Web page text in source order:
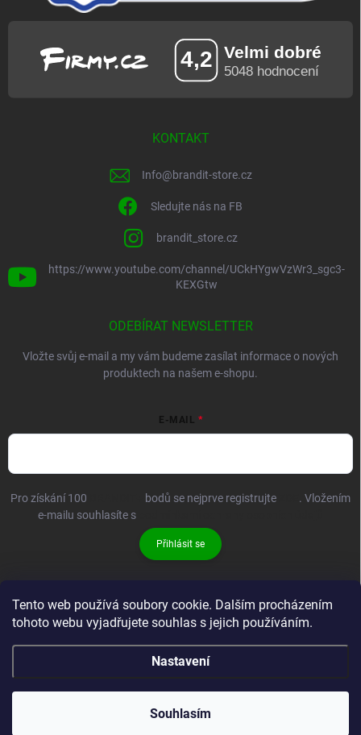
Tento web používá soubory cookie. Dalším procházením
tohoto webu vyjadřujete souhlas s jejich používáním.
Nastavení
Souhlasím
KONTAKT
Info@brandit-store.cz
Sledujte nás na FB
brandit_store.cz
https://www.youtube.com/channel/UCkHYgwVzWr3_sgc3-
KEXGtw
ODEBÍRAT NEWSLETTER
Vložte svůj e-mail a my vám budeme zasílat informace o nových
produktech na našem e-shopu.
E-MAIL
Pro získání 100 bodů se nejprve registrujte
. Vložením
e-mailu souhlasíte s
Přihlásit se
Brandit-store.cz . Všechna práva vyhrazena.